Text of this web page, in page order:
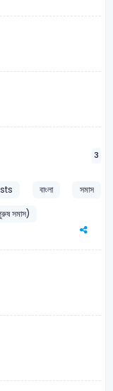
3
বাংলা
সমাস
সমাস)